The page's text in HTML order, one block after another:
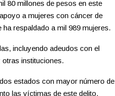
80 millones de pesos en este
a mujeres con cáncer de
respaldado a mil 989 mujeres.
incluyendo adeudos con el
instituciones.
estados con mayor número de
las víctimas de este delito.